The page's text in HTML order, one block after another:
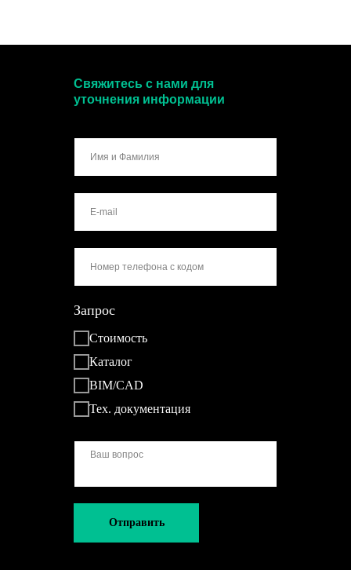
Запрос
Стоимость
Каталог
BIM/CAD
Тех. документация
Отправить
Свяжитесь с нами для
уточнения информации